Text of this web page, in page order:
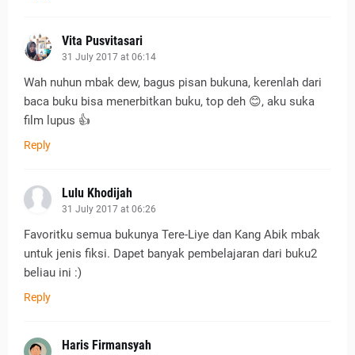
Vita Pusvitasari
31 July 2017 at 06:14
Wah nuhun mbak dew, bagus pisan bukuna, kerenlah dari
baca buku bisa menerbitkan buku, top deh 😊, aku suka
film lupus 👍
Reply
Lulu Khodijah
31 July 2017 at 06:26
Favoritku semua bukunya Tere-Liye dan Kang Abik mbak
untuk jenis fiksi. Dapet banyak pembelajaran dari buku2
beliau ini :)
Reply
Haris Firmansyah